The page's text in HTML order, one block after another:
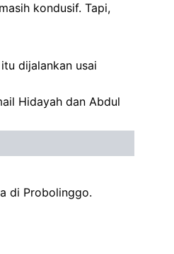
kondusif. Tapi,
dijalankan usai
Hidayah dan Abdul
di Probolinggo.